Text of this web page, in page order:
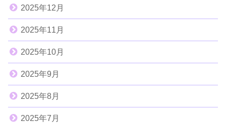
2025年12月
2025年11月
2025年10月
2025年9月
2025年8月
2025年7月